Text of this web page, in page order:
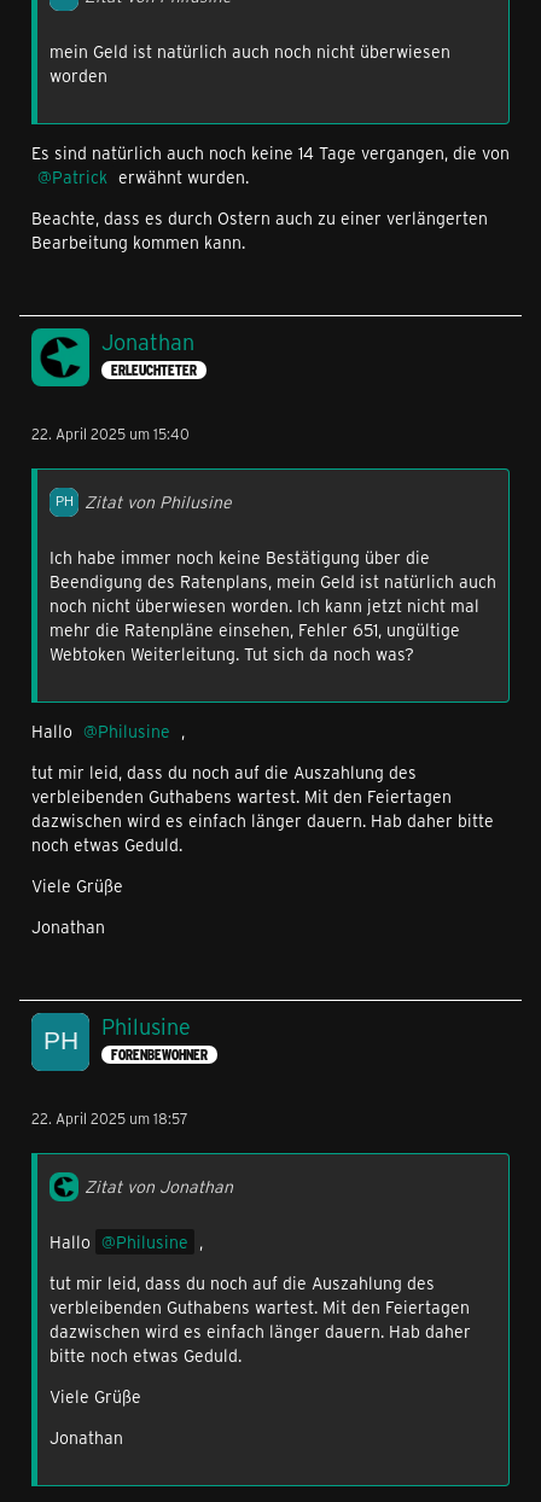
mein Geld ist natürlich auch noch nicht überwiesen
worden
Es sind natürlich auch noch keine 14 Tage vergangen, die von
Patrick erwähnt wurden.
Beachte, dass es durch Ostern auch zu einer verlängerten
Bearbeitung kommen kann.
Jonathan
ERLEUCHTETER
22. April 2025 um 15:40
Zitat von Philusine
Ich habe immer noch keine Bestätigung über die
Beendigung des Ratenplans, mein Geld ist natürlich auch
noch nicht überwiesen worden. Ich kann jetzt nicht mal
mehr die Ratenpläne einsehen, Fehler 651, ungültige
Webtoken Weiterleitung. Tut sich da noch was?
Hallo Philusine ,
tut mir leid, dass du noch auf die Auszahlung des
verbleibenden Guthabens wartest. Mit den Feiertagen
dazwischen wird es einfach länger dauern. Hab daher bitte
noch etwas Geduld.
Viele Grüße
Jonathan
Philusine
FORENBEWOHNER
22. April 2025 um 18:57
Zitat von Jonathan
Hallo Philusine ,
tut mir leid, dass du noch auf die Auszahlung des
verbleibenden Guthabens wartest. Mit den Feiertagen
dazwischen wird es einfach länger dauern. Hab daher
bitte noch etwas Geduld.
Viele Grüße
Jonathan